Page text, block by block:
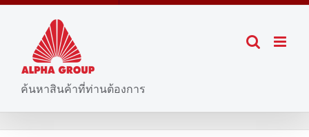
ค้นหาสินค้าที่ท่านต้องการ